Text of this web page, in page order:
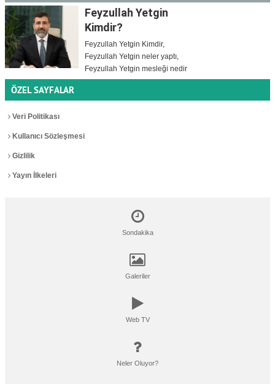
Feyzullah Yetgin
Kimdir?
Feyzullah Yetgin Kimdir,
Feyzullah Yetgin neler yaptı,
Feyzullah Yetgin mesleği nedir
ÖZEL SAYFALAR
Veri Politikası
Kullanıcı Sözleşmesi
Gizlilik
Yayın İlkeleri
Sondakika
Galeriler
Web TV
Neler Oluyor?